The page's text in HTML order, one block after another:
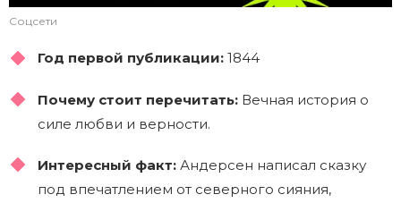
Соцсети
Год первой публикации: 1844
Почему стоит перечитать: Вечная история о
силе любви и верности.
Интересный факт: Андерсен написал сказку
под впечатлением от северного сияния,